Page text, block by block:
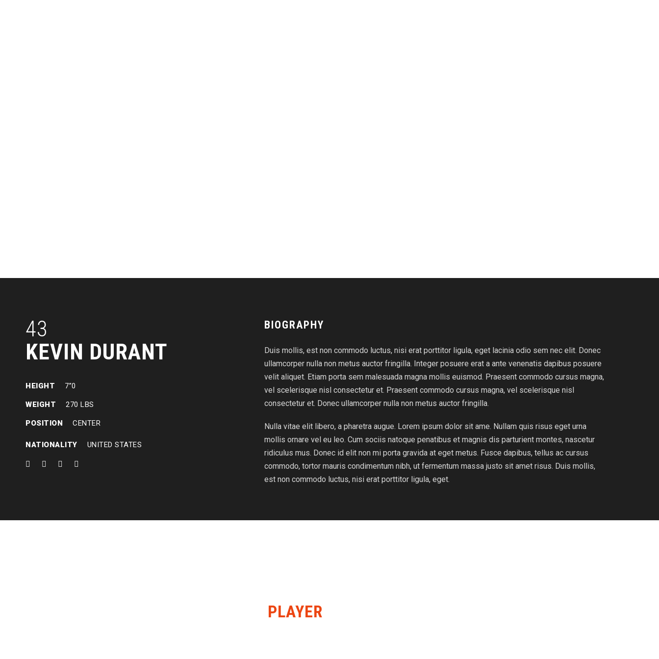
43
KEVIN DURANT
HEIGHT 7”0
WEIGHT 270 LBS
POSITION CENTER
NATIONALITY UNITED STATES
BIOGRAPHY
Duis mollis, est non commodo luctus, nisi erat porttitor ligula, eget lacinia odio sem nec elit. Donec
ullamcorper nulla non metus auctor fringilla. Integer posuere erat a ante venenatis dapibus posuere
velit aliquet. Etiam porta sem malesuada magna mollis euismod. Praesent commodo cursus magna,
vel scelerisque nisl consectetur et. Praesent commodo cursus magna, vel scelerisque nisl
consectetur et. Donec ullamcorper nulla non metus auctor fringilla.
Nulla vitae elit libero, a pharetra augue. Lorem ipsum dolor sit ame. Nullam quis risus eget urna
mollis ornare vel eu leo. Cum sociis natoque penatibus et magnis dis parturient montes, nascetur
ridiculus mus. Donec id elit non mi porta gravida at eget metus. Fusce dapibus, tellus ac cursus
commodo, tortor mauris condimentum nibh, ut fermentum massa justo sit amet risus. Duis mollis,
est non commodo luctus, nisi erat porttitor ligula, eget.
PLAYER